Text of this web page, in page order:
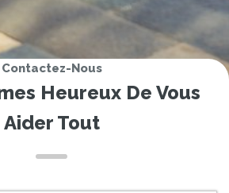
Contactez-Nous
Heureux De Vous
Aider Tout